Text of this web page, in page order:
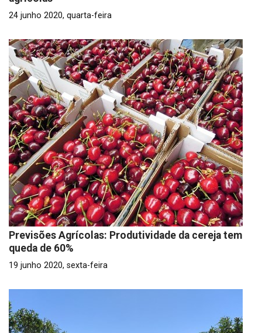
24 junho 2020, quarta-feira
Previsões Agrícolas: Produtividade da cereja tem
queda de 60%
19 junho 2020, sexta-feira